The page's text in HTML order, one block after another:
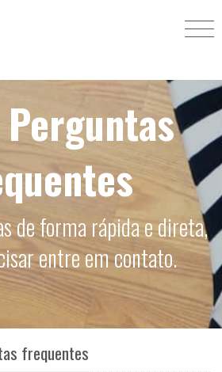
Perguntas
de forma rápida e direta,
entre em contato.
frequentes